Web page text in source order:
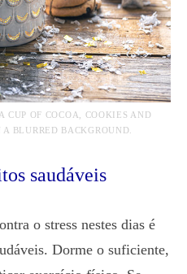
CUP OF COCOA, COOKIES AND
BLURRED BACKGROUND.
saudáveis
o stress nestes dias é
Dorme o suficiente,